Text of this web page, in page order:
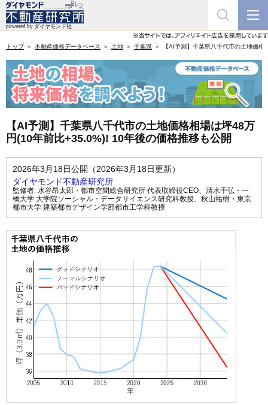
トップ 不動産価格データベース 土地 千葉県 【AI予測】千葉県八千代市の土地価
【AI予測】千葉県八千代市の土地価格相場は坪48万
円(10年前比+35.0%)! 10年後の価格推移も公開
2026年3月18日公開（2026年3月18日更新）
ダイヤモンド不動産研究所
監修者: 水谷昂太郎・都市空間総合研究所 代表取締役CEO、 清水千弘・一
橋大学 大学院ソーシャル・データサイエンス研究科教授、 秋山祐樹・東京
都市大学 建築都市デザイン学部都市工学科教授